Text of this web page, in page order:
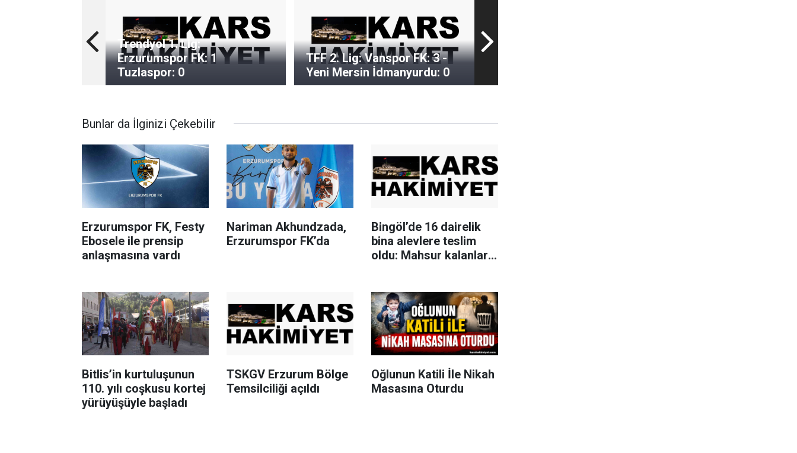
Trendyol 1. Lig:
Erzurumspor FK: 1
Tuzlaspor: 0
TFF 2. Lig: Vanspor FK: 3 -
Yeni Mersin İdmanyurdu: 0
Bunlar da İlginizi Çekebilir
Erzurumspor FK, Festy
Ebosele ile prensip
anlaşmasına vardı
Nariman Akhundzada,
Erzurumspor FK’da
Bingöl’de 16 dairelik
bina alevlere teslim
oldu: Mahsur kalanları
Bitlis’in kurtuluşunun
110. yılı coşkusu kortej
yürüyüşüyle başladı
TSKGV Erzurum Bölge
Temsilciliği açıldı
Oğlunun Katili İle Nikah
Masasına Oturdu